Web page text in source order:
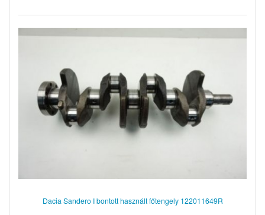
Dacia Sandero I bontott használt főtengely 122011649R